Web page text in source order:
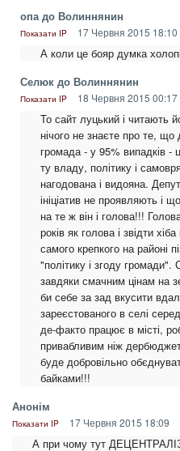
опа до Волиннянин
Показати IP 17 Червня 2015 18:10
А коли це бояр думка
Селюк до Волиннянин
Показати IP 18 Червня 2015 00:17
То сайт луцький і читають
нічого не знаєте про те, що
громада - у 95% випадків
ту владу, політику і
нагодована і видояна.
ініціатив не проявляють і
на те ж він і голова!!!
років як голова і звідти
самого крепкого на районі
"політику і згоду громади".
завдяки смачним цінам на
би себе за зад вкусити
зареєстованого в селі
де-факто працює в місті,
привабливим ніж
буде добровільно
байками!!!
Анонім
Показати IP 17 Червня 2015 18:09
А при чому тут